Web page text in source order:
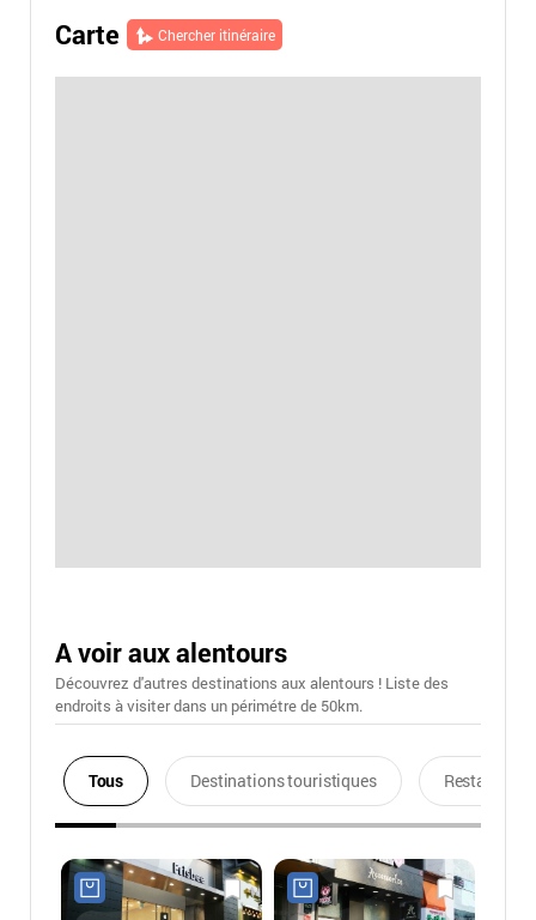
Carte Chercher itinéraire
A voir aux alentours
Découvrez d'autres destinations aux alentours ! Liste des
endroits à visiter dans un périmétre de 50km.
Tous Destinations touristiques Restaurants